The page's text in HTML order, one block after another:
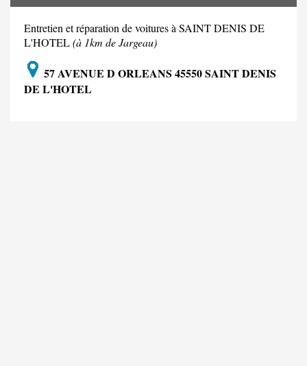
Entretien et réparation de voitures à SAINT DENIS DE
L'HOTEL(à 1km de Jargeau)
57 AVENUE D ORLEANS 45550 SAINT DENIS
DE L'HOTEL